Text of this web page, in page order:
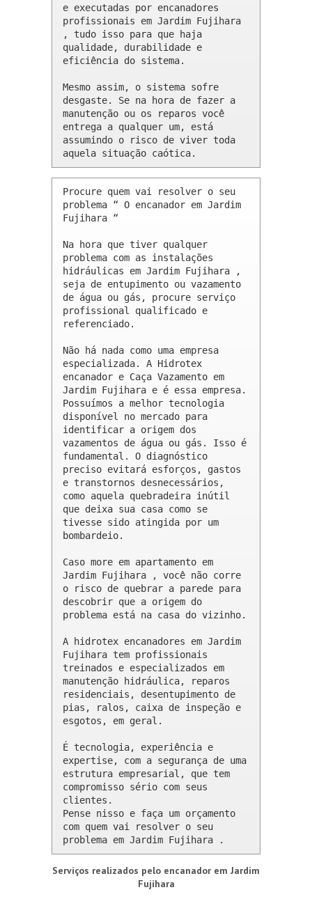
e executadas por encanadores
profissionais em Jardim Fujihara
, tudo isso para que haja
qualidade, durabilidade e
eficiência do sistema.
Mesmo assim, o sistema sofre
desgaste. Se na hora de fazer a
manutenção ou os reparos você
entrega a qualquer um, está
assumindo o risco de viver toda
aquela situação caótica.
Procure quem vai resolver o seu
problema “ O encanador em Jardim
Fujihara “
Na hora que tiver qualquer
problema com as instalações
hidráulicas em Jardim Fujihara ,
seja de entupimento ou vazamento
de água ou gás, procure serviço
profissional qualificado e
referenciado.
Não há nada como uma empresa
especializada. A Hidrotex
encanador e Caça Vazamento em
Jardim Fujihara e é essa empresa.
Possuímos a melhor tecnologia
disponível no mercado para
identificar a origem dos
vazamentos de água ou gás. Isso é
fundamental. O diagnóstico
preciso evitará esforços, gastos
e transtornos desnecessários,
como aquela quebradeira inútil
que deixa sua casa como se
tivesse sido atingida por um
bombardeio.
Caso more em apartamento em
Jardim Fujihara , você não corre
o risco de quebrar a parede para
descobrir que a origem do
problema está na casa do vizinho.
A hidrotex encanadores em Jardim
Fujihara tem profissionais
treinados e especializados em
manutenção hidráulica, reparos
residenciais, desentupimento de
pias, ralos, caixa de inspeção e
esgotos, em geral.
É tecnologia, experiência e
expertise, com a segurança de uma
estrutura empresarial, que tem
compromisso sério com seus
clientes.
Pense nisso e faça um orçamento
com quem vai resolver o seu
problema em Jardim Fujihara .
Serviços realizados pelo encanador em Jardim
Fujihara